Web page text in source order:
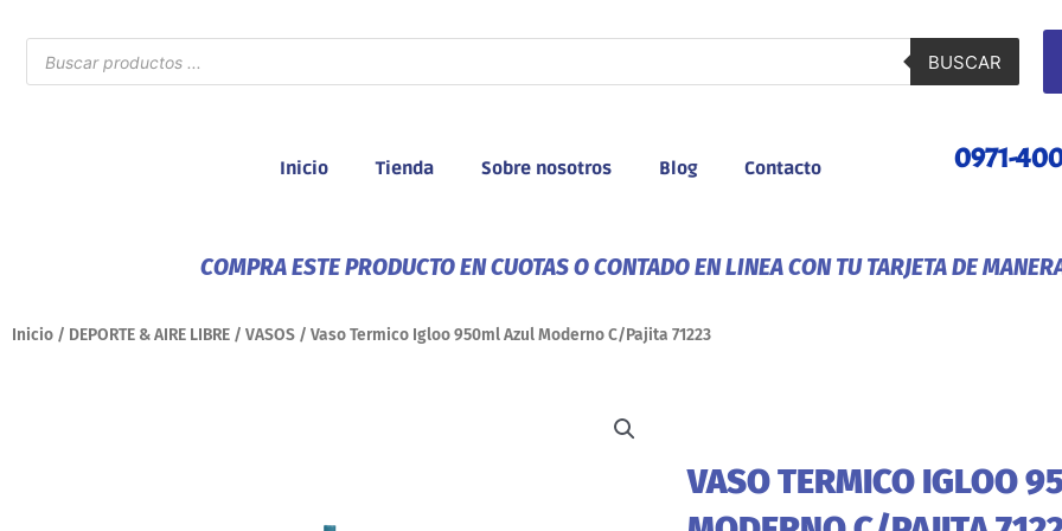
contenido
Búsqueda
de
productos
BUSCAR
Inicio Tienda Sobre nosotros Blog Contacto 0971-
COMPRA ESTE PRODUCTO EN CUOTAS O CONTADO EN LINEA CON TU TARJETA DE
Inicio / DEPORTE & AIRE LIBRE / VASOS / Vaso Termico Igloo 950ml Azul Moderno C/Pajita 71223
VASO TERMICO IGLOO